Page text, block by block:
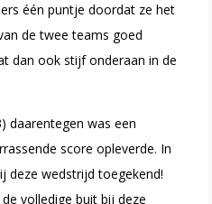
één puntje doordat ze het
de twee teams goed
dan ook stijf onderaan in de
daarentegen was een
score opleverde. In
deze wedstrijd toegekend!
volledige buit bij deze